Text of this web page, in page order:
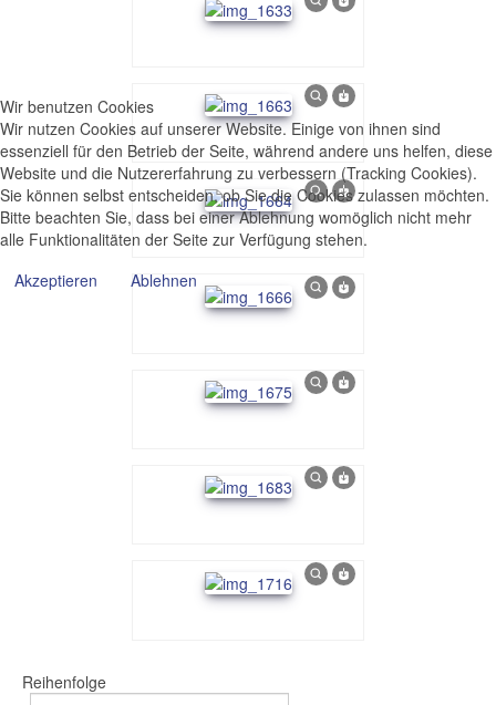
Reihenfolge
Wir benutzen Cookies
Wir nutzen Cookies auf unserer Website. Einige von ihnen sind
essenziell für den Betrieb der Seite, während andere uns helfen, diese
Website und die Nutzererfahrung zu verbessern (Tracking Cookies).
Sie können selbst entscheiden, ob Sie die Cookies zulassen möchten.
Bitte beachten Sie, dass bei einer Ablehnung womöglich nicht mehr
alle Funktionalitäten der Seite zur Verfügung stehen.
Akzeptieren
Ablehnen